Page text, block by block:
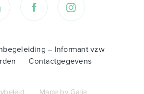
– Informant vzw
Contactgegevens